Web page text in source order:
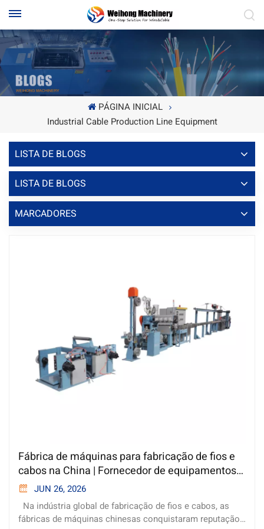
PÁGINA INICIAL
Industrial Cable Production Line Equipment
LISTA DE BLOGS
LISTA DE BLOGS
MARCADORES
Fábrica de máquinas para fabricação de fios e
cabos na China | Fornecedor de equipamentos
para cabos personalizados
JUN 26, 2026
Na indústria global de fabricação de fios e cabos, as
fábricas de máquinas chinesas conquistaram reputação